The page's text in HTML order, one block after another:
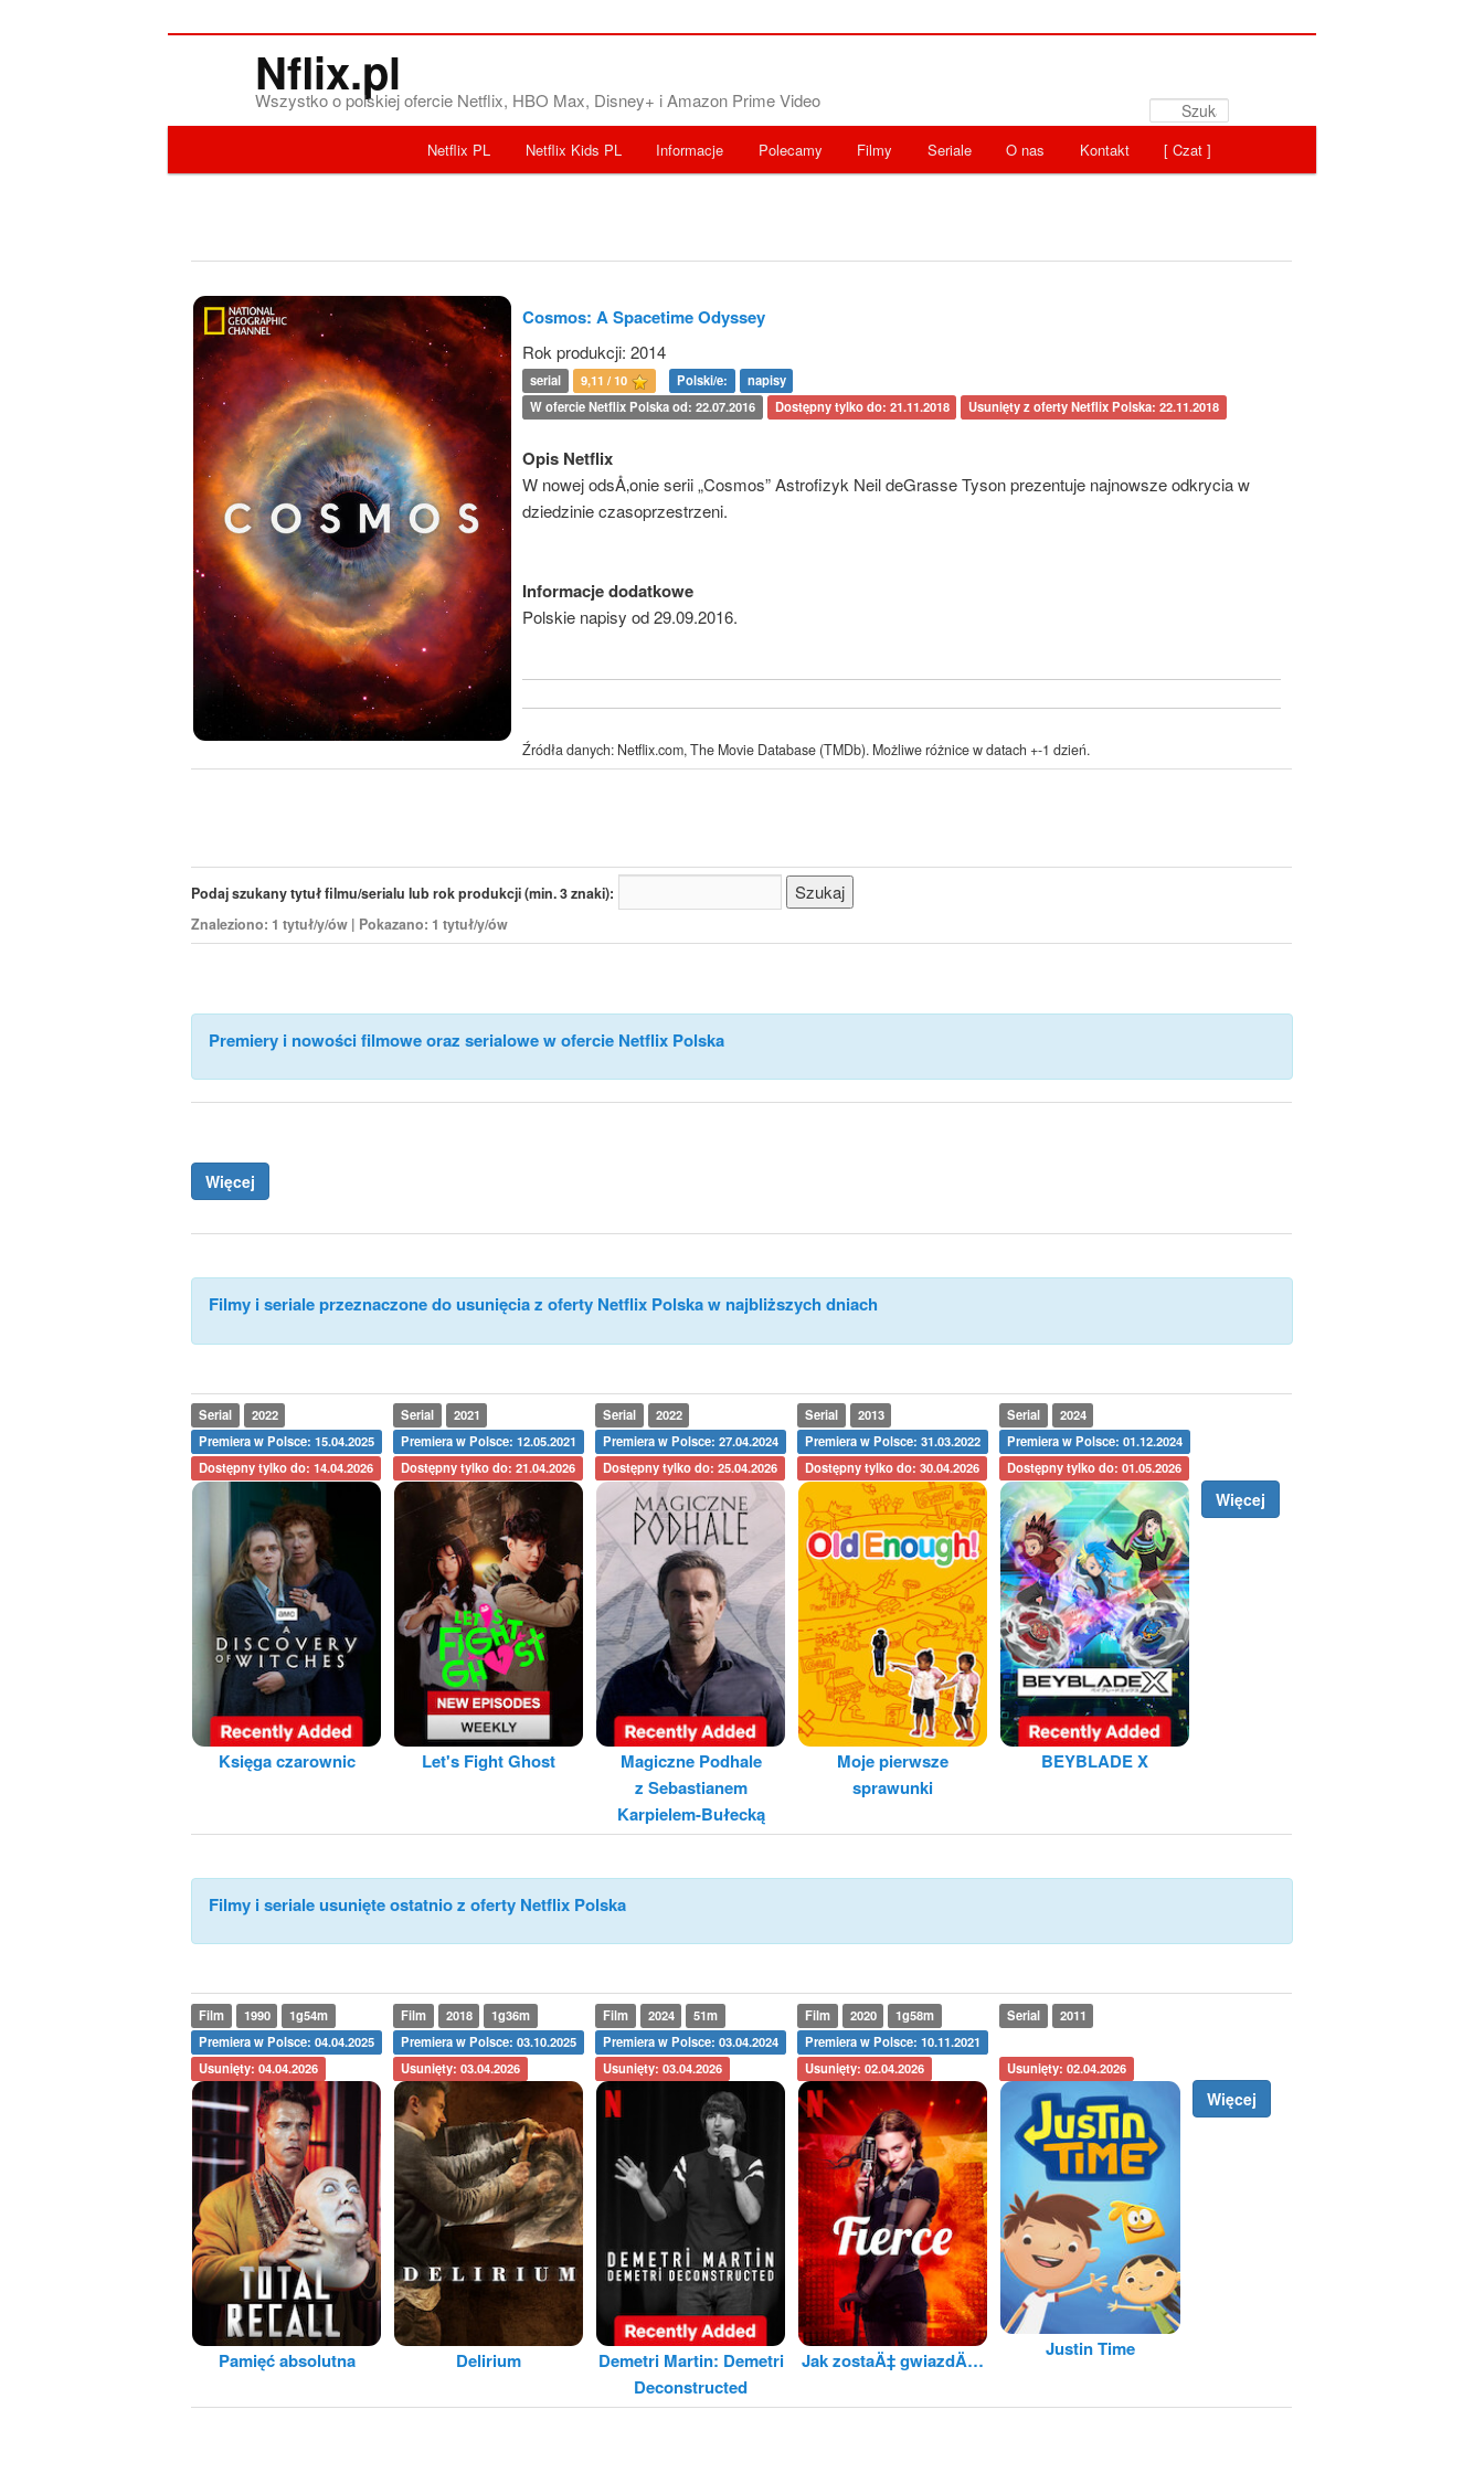
Nflix.pl
Wszystko o polskiej ofercie Netflix, HBO Max, Disney+ i Amazon Prime Video
[ Czat ]
Kontakt
O nas
Seriale
Filmy
Polecamy
Informacje
Netflix Kids PL
Netflix PL
Cosmos: A Spacetime Odyssey
Rok produkcji: 2014
serial 9,11 / 10 Polski/e:
napisy
W ofercie Netflix Polska od: 22.07.2016
Dostępny tylko do: 21.11.2018 Usunięty z oferty Netflix Polska: 22.11.2018
Opis Netflix
W nowej odsÅ‚onie serii „Cosmos” Astrofizyk Neil deGrasse Tyson prezentuje najnowsze odkrycia w
dziedzinie czasoprzestrzeni.
Informacje dodatkowe
Polskie napisy od 29.09.2016.
Źródła danych: Netflix.com, The Movie Database (TMDb). Możliwe różnice w datach +-1 dzień.
Podaj szukany tytuł filmu/serialu lub rok produkcji (min. 3 znaki):
Znaleziono: 1 tytuł/y/ów | Pokazano: 1 tytuł/y/ów
Premiery i nowości filmowe oraz serialowe w ofercie Netflix Polska
Więcej
Filmy i seriale przeznaczone do usunięcia z oferty Netflix Polska w najbliższych dniach
Serial
2022
Premiera w Polsce: 15.04.2025
Dostępny tylko do: 14.04.2026
Księga czarownic
Serial
2021
Premiera w Polsce: 12.05.2021
Dostępny tylko do: 21.04.2026
Let's Fight Ghost
Serial
2022
Premiera w Polsce: 27.04.2024
Dostępny tylko do: 25.04.2026
Magiczne Podhale
z Sebastianem
Karpielem-Bułecką
Serial
2013
Premiera w Polsce: 31.03.2022
Dostępny tylko do: 30.04.2026
Moje pierwsze
sprawunki
Serial
2024
Premiera w Polsce: 01.12.2024
Dostępny tylko do: 01.05.2026
BEYBLADE X
Więcej
Filmy i seriale usunięte ostatnio z oferty Netflix Polska
Film 1990
1g54m
Premiera w Polsce: 04.04.2025
Usunięty: 04.04.2026
Pamięć absolutna
Film 2018
1g36m
Premiera w Polsce: 03.10.2025
Usunięty: 03.04.2026
Delirium
Film 2024
51m
Premiera w Polsce: 03.04.2024
Usunięty: 03.04.2026
Demetri Martin: Demetri
Deconstructed
Film 2020
1g58m
Premiera w Polsce: 10.11.2021
Usunięty: 02.04.2026
Jak zostaÄ‡ gwiazdÄ…
Serial 2011
Usunięty: 02.04.2026
Justin Time
Więcej